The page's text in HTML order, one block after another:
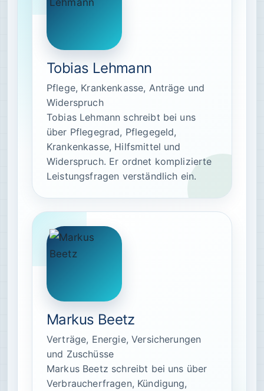
Tobias Lehmann
Pflege, Krankenkasse, Anträge und
Widerspruch
Tobias Lehmann schreibt bei uns
über Pflegegrad, Pflegegeld,
Krankenkasse, Hilfsmittel und
Widerspruch. Er ordnet komplizierte
Leistungsfragen verständlich ein.
Markus Beetz
Verträge, Energie, Versicherungen
und Zuschüsse
Markus Beetz schreibt bei uns über
Verbraucherfragen, Kündigung,